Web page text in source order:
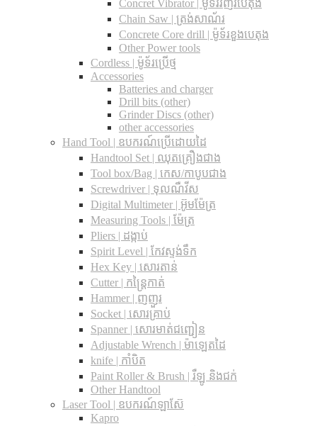
Concret Vibrator | ម៉ូទ័ររំញ័របេតុង
Chain Saw | ត្រង់សាណ័រ
Concrete Core drill | ម៉ូទ័រខួងបេតុង
Other Power tools
Cordless​ | ម៉ូទ័រប្រើថ្ម
Accessories
Batteries and charger
Drill bits (other)
Grinder Discs (other)
other accessories
Hand Tool | ឧបករណ៍ប្រើដោយដៃ
Handtool Set | ឈុតគ្រឿងជាង
Tool box/Bag | កេស/កាបូបជាង
Screwdriver | ទុលណឺវីស
Digital Multimeter | អ៊ូមម៉ែត្រ
Measuring Tools | ម៉ែត្រ
Pliers | ដង្កាប់
Spirit Level | កែវស្ទង់ទឹក
Hex Key | សោរតាន់
Cutter | កន្រ្តៃកាត់
Hammer | ញញួរ
Socket | សោរគ្រាប់
Spanner |​ សោរមាត់ជញ្ជៀន
Adjustable Wrench |​ ម៉ាឡេតដៃ
knife | កាំបិត
Paint Roller & Brush | រឺឡូ និងជក់
Other Handtool
Laser Tool | ឧបករណ៍ឡាស៊ែ
Kapro